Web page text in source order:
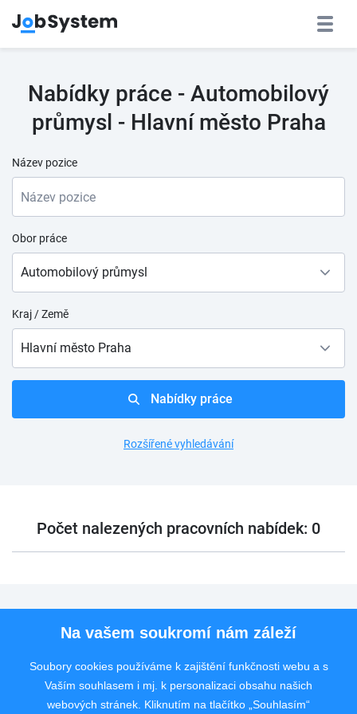
Nabídky práce - Automobilový
průmysl - Hlavní město Praha
Název pozice
Obor práce
Automobilový průmysl
Kraj / Země
Hlavní město Praha
Nabídky práce
Rozšířené vyhledávání
Počet nalezených pracovních nabídek: 0
Pro uchazeče
Rychlý kontakt
Na vašem soukromí nám záleží
Soubory cookies používáme k zajištění funkčnosti webu a s
Vaším souhlasem i mj. k personalizaci obsahu našich
webových stránek. Kliknutím na tlačítko „Souhlasím“